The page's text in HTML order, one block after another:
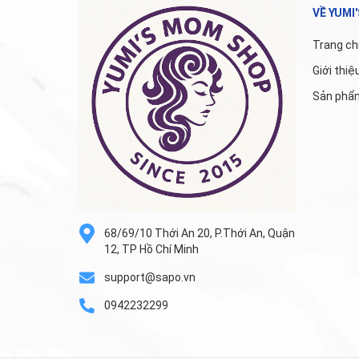
68/69/10 Thới An 20, P.Thới An, Quận
12, TP Hồ Chí Minh
support@sapo.vn
0942232299
VỀ
Trang
Giới
Sản